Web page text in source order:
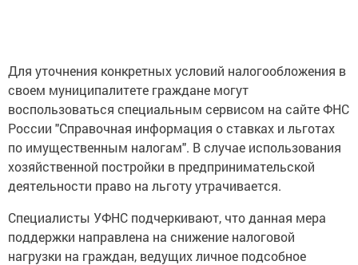
Для уточнения конкретных условий налогообложения в
своем муниципалитете граждане могут
воспользоваться специальным сервисом на сайте ФНС
России "Справочная информация о ставках и льготах
по имущественным налогам". В случае использования
хозяйственной постройки в предпринимательской
деятельности право на льготу утрачивается.
Специалисты УФНС подчеркивают, что данная мера
поддержки направлена на снижение налоговой
нагрузки на граждан, ведущих личное подсобное